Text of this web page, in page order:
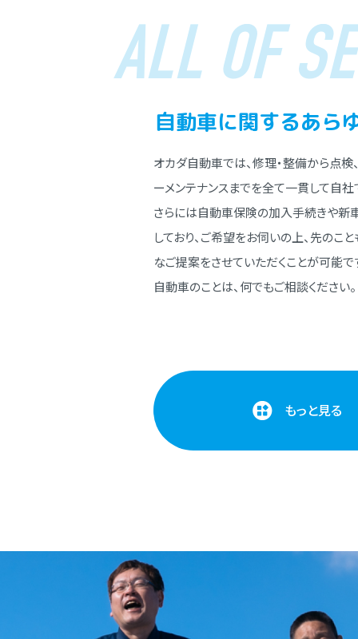
ALL OF
⾃動⾞に関するあら
オカダ⾃動⾞では、修理・整備から点検
ーメンテナンスまでを全て⼀貫して⾃社
さらには⾃動⾞保険の加⼊⼿続きや新
しており、ご希望をお伺いの上、先のこ
なご提案をさせていただくことが可能で
⾃動⾞のことは、何でもご相談ください。
もっと見る